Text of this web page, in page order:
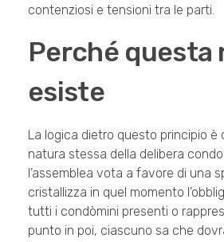
contenziosi e tensioni tra le parti.
Perché questa
esiste
La logica dietro questo principio è
natura stessa della delibera
l’assemblea vota a favore di una
cristallizza in quel momento
tutti i condòmini presenti o
punto in poi, ciascuno sa che